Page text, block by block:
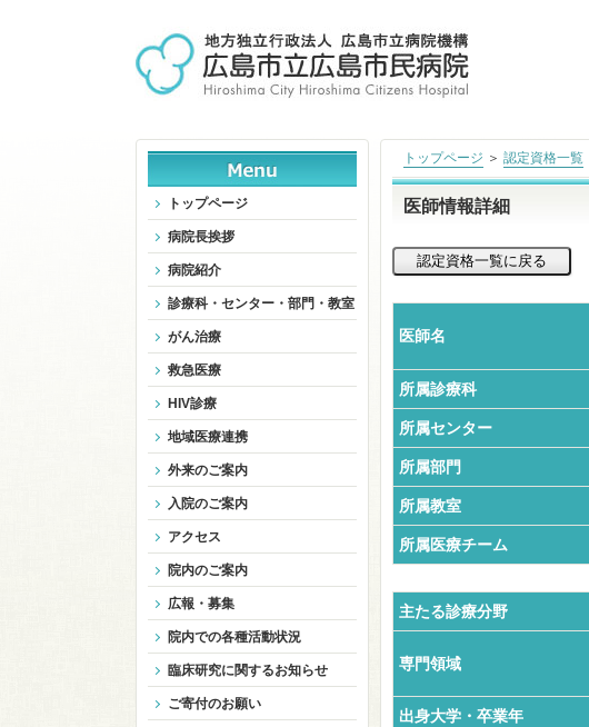
トップページ ＞ 認定資格一覧
医師情報詳細
医師名
所属診療科
所属センター
所属部門
所属教室
所属医療チーム
主たる診療分野
専門領域
出身大学・卒業年
トップページ
病院長挨拶
病院紹介
診療科・センター・部門・教室
がん治療
救急医療
HIV診療
地域医療連携
外来のご案内
入院のご案内
アクセス
院内のご案内
広報・募集
院内での各種活動状況
臨床研究に関するお知らせ
ご寄付のお願い